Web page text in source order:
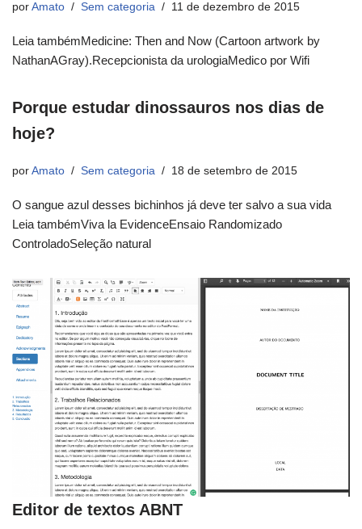
por Amato Sem categoria 11 de dezembro de 2015
Leia tambémMedicine: Then and Now (Cartoon artwork by
NathanAGray).Recepcionista da urologiaMedico por Wifi
Porque estudar dinossauros nos dias de
hoje?
por Amato Sem categoria 18 de setembro de 2015
O sangue azul desses bichinhos já deve ter salvo a sua vida
Leia tambémViva la EvidenceEnsaio Randomizado
ControladoSeleção natural
Editor de textos ABNT